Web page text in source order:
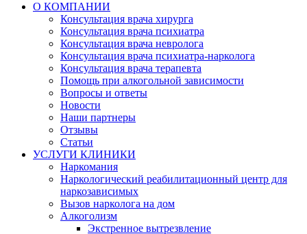
О КОМПАНИИ
Консультация врача хирурга
Консультация врача психиатра
Консультация врача невролога
Консультация врача психиатра-нарколога
Консультация врача терапевта
Помощь при алкогольной зависимости
Вопросы и ответы
Новости
Наши партнеры
Отзывы
Статьи
УСЛУГИ КЛИНИКИ
Наркомания
Наркологический реабилитационный центр для
наркозависимых
Вызов нарколога на дом
Алкоголизм
Экстренное вытрезвление